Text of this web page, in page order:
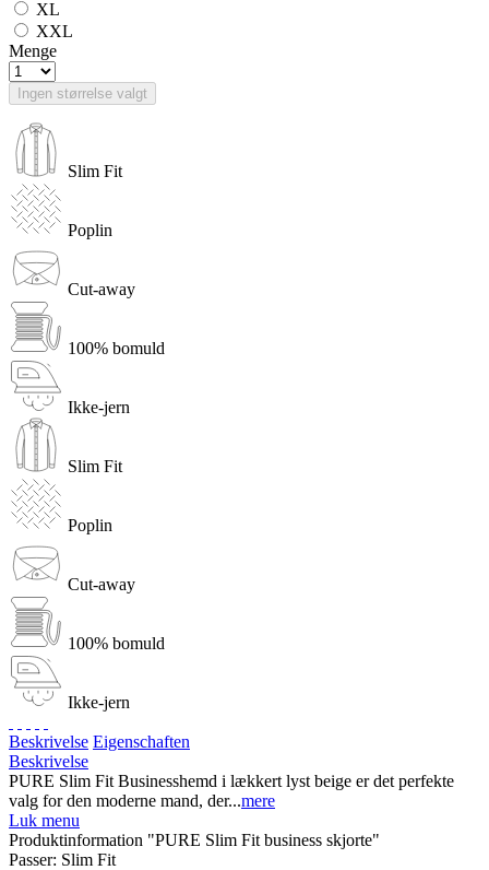
XL
XXL
Menge
Ingen størrelse valgt
Slim Fit
Poplin
Cut-away
100% bomuld
Ikke-jern
Slim Fit
Poplin
Cut-away
100% bomuld
Ikke-jern
Beskrivelse Eigenschaften
Beskrivelse
PURE Slim Fit Businesshemd i lækkert lyst beige er det perfekte
valg for den moderne mand, der...mere
Luk menu
Produktinformation "PURE Slim Fit business skjorte"
Passer: Slim Fit